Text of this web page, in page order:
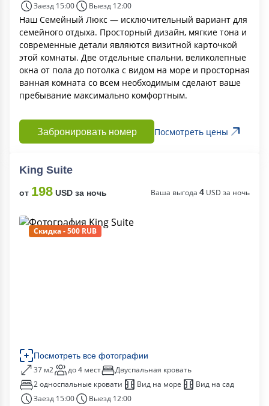
Заезд 15:00
Выезд 12:00
Наш Семейный Люкс — исключительный вариант для
семейного отдыха. Просторный дизайн, мягкие тона и
современные детали являются визитной карточкой
этой комнаты. Две отдельные спальни, великолепные
окна от пола до потолка с видом на море и просторная
ванная комната со всем необходимым сделают ваше
пребывание максимально комфортным.
Забронировать номер Посмотреть цены
King Suite
от 198 USD за ночь Ваша выгода 4 USD за ночь
Скидка - 500 RUB
Посмотреть все фотографии
37 м2 до 4 мест
Двуспальная кровать
2 односпальные кровати
Вид на море
Вид на сад
Заезд 15:00
Выезд 12:00